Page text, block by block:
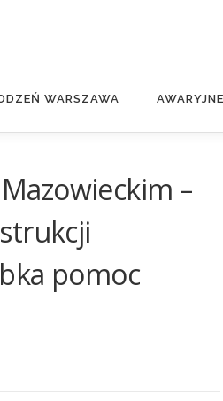
WARSZAWA
–
pomoc